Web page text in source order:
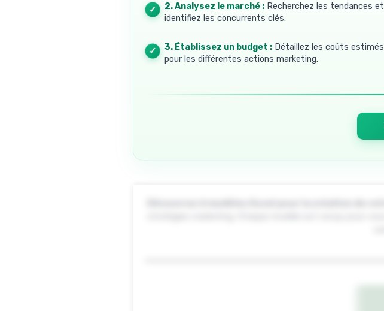
2. Analysez le marché : Recherchez les tendances et
identifiez les concurrents clés.
3. Établissez un budget : Détaillez les coûts estimés
pour les différentes actions marketing.